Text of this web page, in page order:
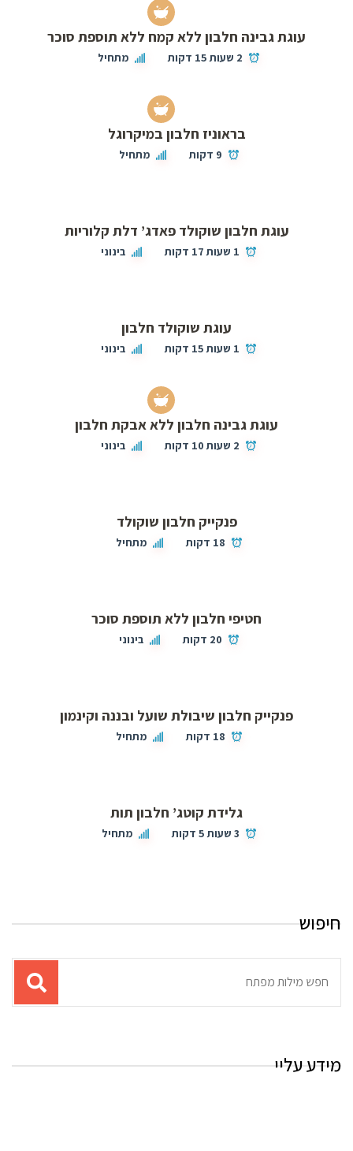
עוגת גבינה חלבון ללא קמח ללא תוספת סוכר
2 שעות 15 דקות מתחיל
בראוניז חלבון במיקרוגל
9 דקות מתחיל
עוגת חלבון שוקולד פאדג’ דלת קלוריות
1 שעות 17 דקות בינוני
עוגת שוקולד חלבון
1 שעות 15 דקות בינוני
עוגת גבינה חלבון ללא אבקת חלבון
2 שעות 10 דקות בינוני
פנקייק חלבון שוקולד
18 דקות מתחיל
חטיפי חלבון ללא תוספת סוכר
20 דקות בינוני
פנקייק חלבון שיבולת שועל ובננה וקינמון
18 דקות מתחיל
גלידת קוטג’ חלבון תות
3 שעות 5 דקות מתחיל
חיפוש
מידע עליי